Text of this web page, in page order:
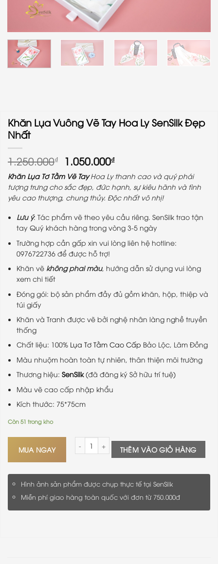
Khăn Lụa Vuông Vẽ Tay Hoa Ly SenSilk Đẹp
Nhất
1.250.000₫ Giá
gốc
là:
1.250.000₫.
1.050.000₫Giá
hiện
tại
là:
1.050.000₫.
Khăn Lụa Tơ Tằm Vẽ TayHoa Ly thanh cao và quý phái
tượng trưng cho sắc đẹp, đức hạnh, sự kiêu hãnh và tình
yêu cao thượng, chung thủy. Độc nhất vô nhị!
Lưu ý: Tác phẩm vẽ theo yêu cầu riêng. SenSilk trao tận
tay Quý khách hàng trong vòng 3-5 ngày
Trường hợp cần gấp xin vui lòng liên hệ hotline:
0976722736 để được hỗ trợ!
Khăn vẽ không phai màu, hướng dẫn sử dụng vui lòng
xem chi tiết
Đóng gói: bộ sản phẩm đầy đủ gồm khăn, hộp, thiệp và
túi giấy
Khăn và Tranh được vẽ bởi nghệ nhân làng nghề truyền
thống
Chất liệu: 100% Lụa Tơ Tằm Cao Cấp Bảo Lộc, Lâm Đồng
Màu nhuộm hoàn toàn tự nhiên, thân thiện môi trường
Thương hiệu:SenSilk(đã đăng ký Sở hữu trí tuệ)
Màu vẽ cao cấp nhập khẩu
Kích thước: 75*75cm
Còn 51 trong kho
MUA NGAY
Khăn Lụa Vuông Vẽ Tay Hoa Ly SenSilk Đẹp
THÊM VÀO GIỎ HÀNG
Hình ảnh sản phẩm được chụp thực tế tại SenSilk
Miễn phí giao hàng toàn quốc với đơn từ 750.000đ